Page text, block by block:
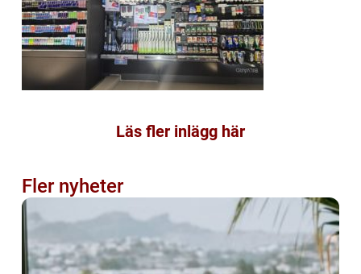
Läs fler inlägg här
Fler nyheter